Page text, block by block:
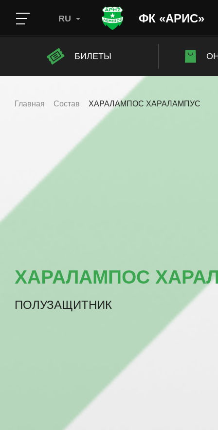
ФК «АРИС»
RU
БИЛЕТЫ
Главная Состав ХАРАЛАМПОС ХАРАЛАМПУС
ХАРАЛАМПОС
ПОЛУЗАЩИТНИК